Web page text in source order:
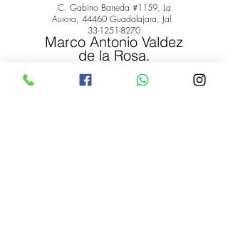
C. Gabino Barreda #1159, La
Aurora, 44460 Guadalajara, Jal.
33-1251-8270
Marco Antonio Valdez
de la Rosa.